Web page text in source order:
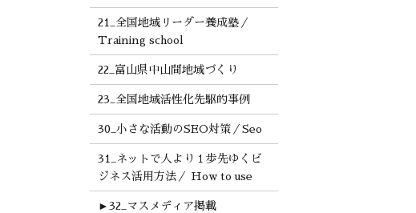
21_全国地域リーダー養成塾／
Training school
22_富山県中山間地域づくり
23_全国地域活性化先駆的事例
30_小さな活動のSEO対策／Seo
31_ネットで人より１歩先ゆくビ
ジネス活用方法／ How to use
► 32_マスメディア掲載